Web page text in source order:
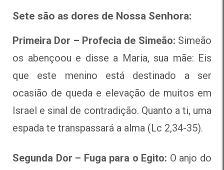
Sete são as dores de Nossa Senhora:
Primeira Dor – Profecia de Simeão: Simeão
os abençoou e disse a Maria, sua mãe: Eis
que este menino está destinado a ser
ocasião de queda e elevação de muitos em
Israel e sinal de contradição. Quanto a ti, uma
espada te transpassará a alma (Lc 2,34-35).
Segunda Dor – Fuga para o Egito: O anjo do